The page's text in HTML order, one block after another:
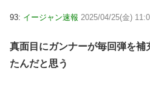
93: イージャン速報 2025/04/25(金)
真面目にガンナーが毎回弾を補
たんだと思う